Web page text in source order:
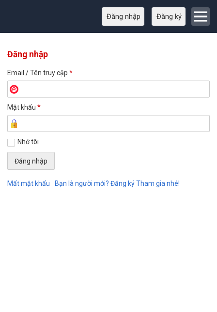
Đăng nhập Đăng ký
Đăng nhập
Email / Tên truy cập *
Mật khẩu *
Nhớ tôi
Mất mật khẩu Bạn là người mới? Đăng ký Tham gia nhé!